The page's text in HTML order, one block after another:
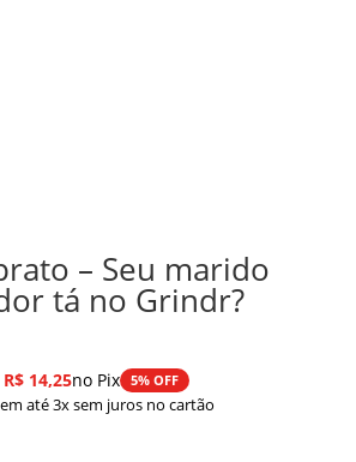
– Seu marido
tá no Grindr?
R$14,25no Pix 5% OFF
até 3x sem juros no cartão